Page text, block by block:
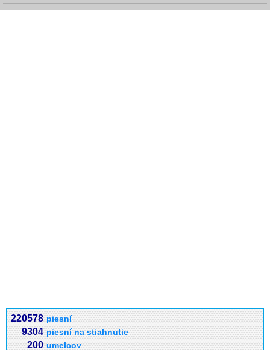
220578 piesní
9304 piesní na stiahnutie
200 umelcov